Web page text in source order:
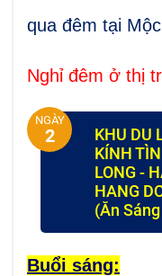
qua đêm tại
Nghỉ đêm ở thị
NGÀY
2
KHU DU
KÍNH
LONG -
HANG
(Ăn
Buổi sáng: